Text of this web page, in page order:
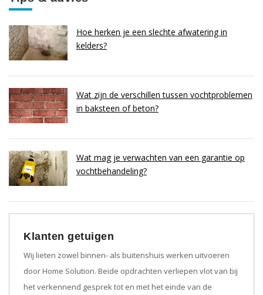
Hoe herken je een slechte afwatering in
kelders?
Wat zijn de verschillen tussen vochtproblemen
in baksteen of beton?
Wat mag je verwachten van een garantie op
vochtbehandeling?
Klanten getuigen
Wij lieten zowel binnen- als buitenshuis werken uitvoeren
door Home Solution. Beide opdrachten verliepen vlot van bij
het verkennend gesprek tot en met het einde van de